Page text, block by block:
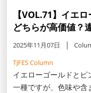
【VOL.71】イエ
どちらが高価値？
2025年11月07日
TJFES Column
イエローゴールドと
一種ですが、色味や含